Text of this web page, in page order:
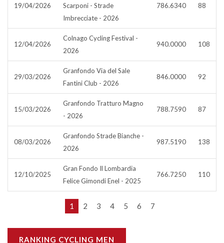
19/04/2026
Scarponi - Strade
Imbrecciate - 2026
786.6340 88
12/04/2026
Colnago Cycling Festival -
2026
940.0000 108
29/03/2026
Granfondo Via del Sale
Fantini Club - 2026
846.0000 92
15/03/2026
Granfondo Tratturo Magno
- 2026
788.7590 87
08/03/2026
Granfondo Strade Bianche -
2026
987.5190 138
12/10/2025
Gran Fondo Il Lombardia
Felice Gimondi Enel - 2025
766.7250 110
1 2 3 4 5 6 7
RANKING CYCLING MEN